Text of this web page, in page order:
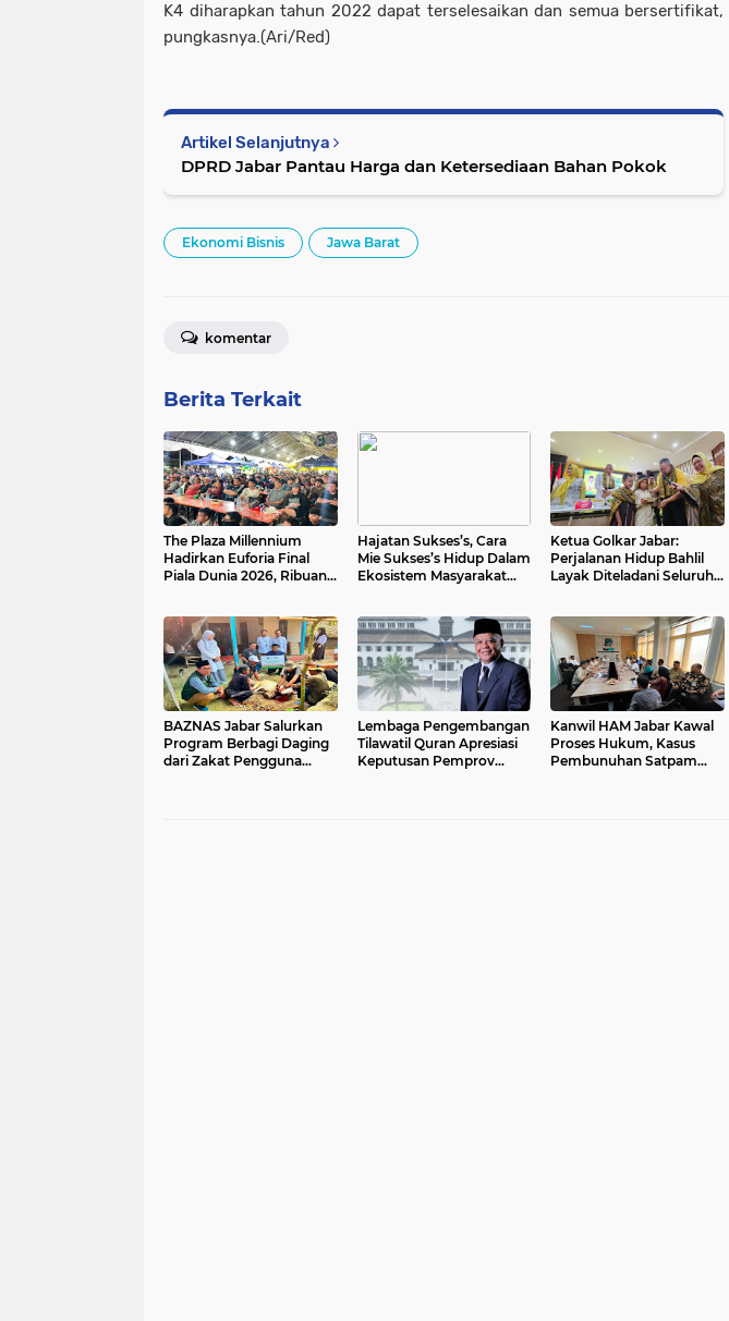
K4 diharapkan tahun 2022 dapat terselesaikan dan semua bersertifikat,
pungkasnya.(Ari/Red)
Artikel Selanjutnya
DPRD Jabar Pantau Harga dan Ketersediaan Bahan Pokok
Ekonomi Bisnis Jawa Barat
komentar
Berita Terkait
The Plaza Millennium
Hadirkan Euforia Final
Piala Dunia 2026, Ribuan
Spanyol
Hajatan Sukses’s, Cara
Mie Sukses’s Hidup Dalam
Ekosistem Masyarakat
Ketua Golkar Jabar:
Perjalanan Hidup Bahlil
Layak Diteladani Seluruh
BAZNAS Jabar Salurkan
Program Berbagi Daging
dari Zakat Pengguna
Lembaga Pengembangan
Tilawatil Quran Apresiasi
Keputusan Pemprov
Kanwil HAM Jabar Kawal
Proses Hukum, Kasus
Pembunuhan Satpam